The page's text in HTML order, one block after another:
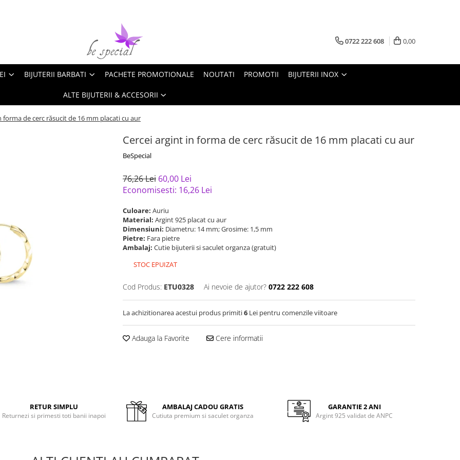
0722 222 608 0,00
BIJUTERII BARBATI PACHETE PROMOTIONALE NOUTATI PROMOTII BIJUTERII INOX
ALTE BIJUTERII & ACCESORII
forma de cerc răsucit de 16 mm placati cu aur
Cercei argint in forma de cerc răsucit de 16 mm placati cu aur
BeSpecial
76,26 Lei 60,00 Lei
Economisesti: 16,26 Lei
Culoare: Auriu
Material: Argint 925 placat cu aur
Dimensiuni: Diametru: 14 mm; Grosime: 1,5 mm
Pietre: Fara pietre
Ambalaj: Cutie bijuterii si saculet organza (gratuit)
STOC EPUIZAT
Cod Produs: ETU0328 Ai nevoie de ajutor? 0722 222 608
La achizitionarea acestui produs primiti6 Lei pentru comenzile viitoare
Adauga la Favorite Cere informatii
RETUR SIMPLU
Returnezi si primesti toti banii inapoi
AMBALAJ CADOU GRATIS
Cutiuta premium si saculet organza
GARANTIE 2 ANI
Argint 925 validat de ANPC